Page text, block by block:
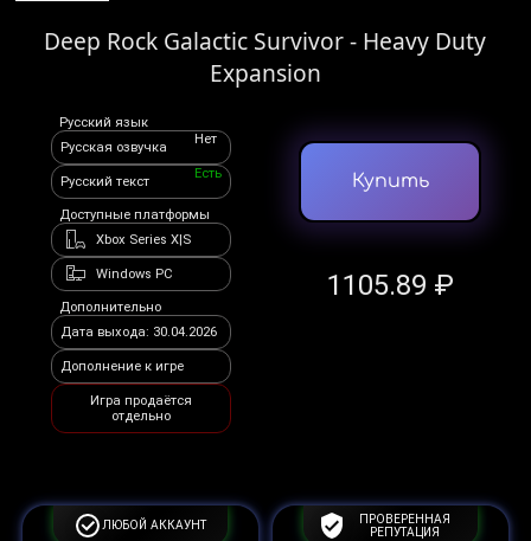
Deep Rock Galactic Survivor - Heavy Duty
Expansion
Русский язык
Русская озвучка
Нет
Русский текст
Есть
Доступные платформы
Xbox Series X|S
Windows PC
Дополнительно
Дата выхода: 30.04.2026
Дополнение к игре
Игра продаётся
отдельно
Купить
1105.89 ₽
ЛЮБОЙ АККАУНТ
ПРОВЕРЕННАЯ
РЕПУТАЦИЯ